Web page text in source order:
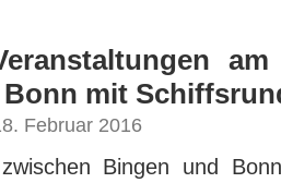
mit
Februar 2016
Bingen und